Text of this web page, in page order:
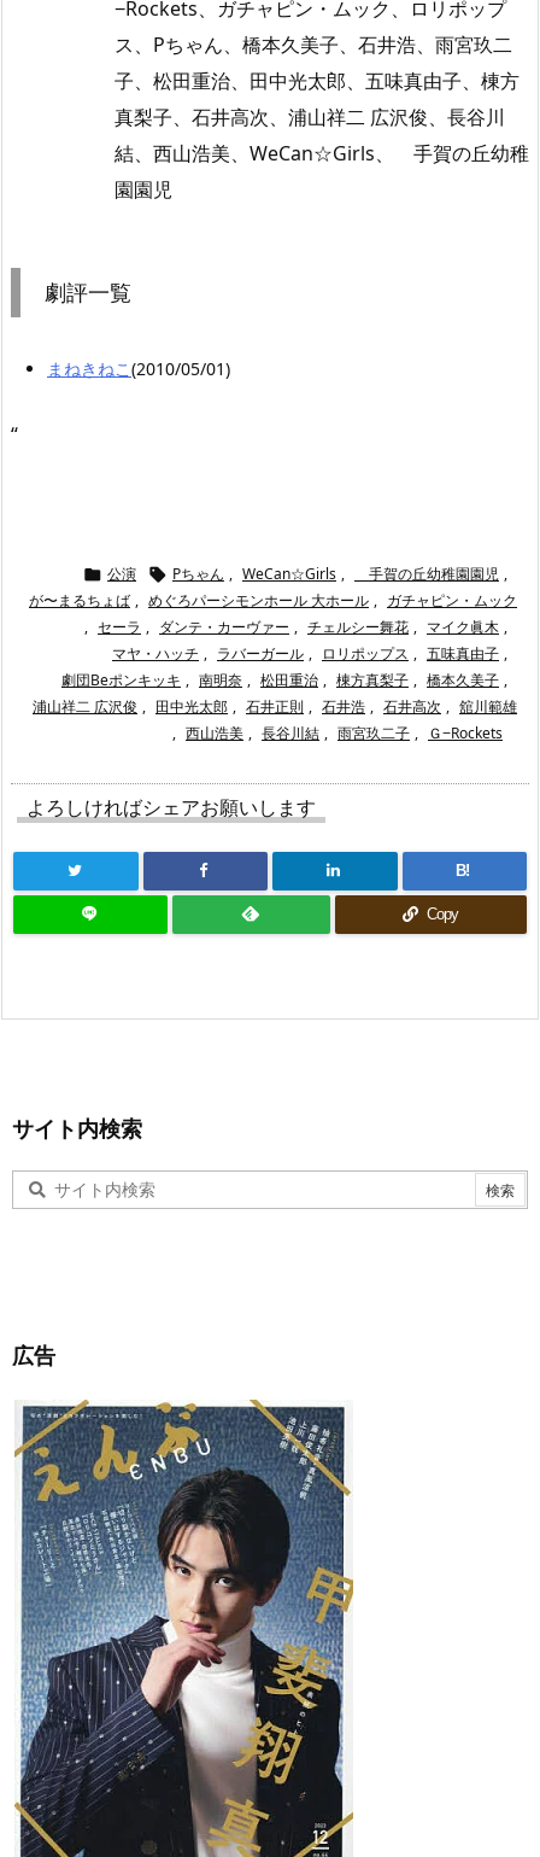
−Rockets、ガチャピン・ムック、ロリポップ
ス、Pちゃん、橋本久美子、石井浩、雨宮玖二
子、松田重治、田中光太郎、五味真由子、棟方
真梨子、石井高次、浦山祥二 広沢俊、長谷川
結、西山浩美、WeCan☆Girls、 手賀の丘幼稚
園園児
劇評一覧
まねきねこ(2010/05/01)
“
 公演  Pちゃん , WeCan☆Girls , 手賀の丘幼稚園園児 ,
が〜まるちょば , めぐろパーシモンホール 大ホール , ガチャピン・ムック
, セーラ , ダンテ・カーヴァー , チェルシー舞花 , マイク眞木 ,
マヤ・ハッチ , ラバーガール , ロリポップス , 五味真由子 ,
劇団Beポンキッキ , 南明奈 , 松田重治 , 棟方真梨子 , 橋本久美子 ,
浦山祥二 広沢俊 , 田中光太郎 , 石井正則 , 石井浩 , 石井高次 , 舘川範雄
, 西山浩美 , 長谷川結 , 雨宮玖二子 , Ｇ−Rockets
よろしければシェアお願いします
B!
Copy
サイト内検索
広告